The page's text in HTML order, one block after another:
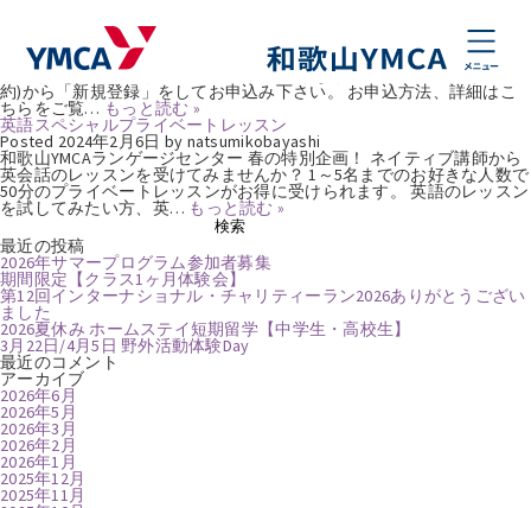
冬＆春スキー参加者募集！
2025年11月4日 Webmaster
2025ウインター・2026スプリングプログラム スキー・ゆきあそびキャ
ンプ 参加者募集！ お申込み方法が新しくなりました! ↓ こちら(web予
約)から「新規登録」をしてお申込み下さい。 お申込方法、詳細はこ
ちらをご覧… もっと読む »
英語スペシャルプライベートレッスン
Posted 2024年2月6日 by natsumikobayashi
和歌山YMCAランゲージセンター 春の特別企画！ ネイティブ講師から
英会話のレッスンを受けてみませんか？ 1～5名までのお好きな人数で
50分のプライベートレッスンがお得に受けられます。 英語のレッスン
を試してみたい方、英… もっと読む »
検
索:
検索
最近の投稿
2026年サマープログラム参加者募集
期間限定【クラス1ヶ月体験会】
第12回インターナショナル・チャリティーラン2026ありがとうござい
ました
2026夏休み ホームステイ短期留学【中学生・高校生】
3月22日/4月5日 野外活動体験Day
最近のコメント
アーカイブ
2026年6月
2026年5月
2026年3月
2026年2月
2026年1月
2025年12月
2025年11月